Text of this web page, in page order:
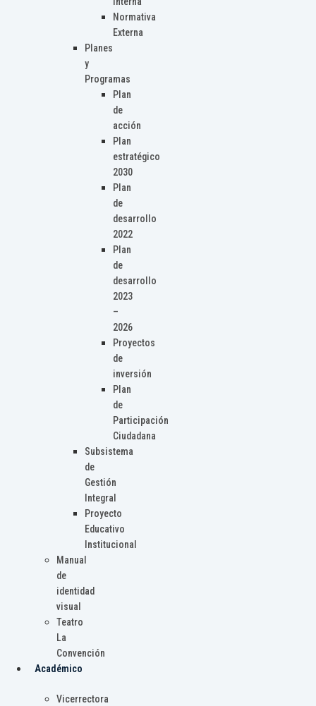
Normativa
Externa
Planes
y
Programas
Plan
de
acción
Plan
estratégico
2030
Plan
de
desarrollo
2022
Plan
de
desarrollo
2023
–
2026
Proyectos
de
inversión
Plan
de
Participación
Ciudadana
Subsistema
de
Gestión
Integral
Proyecto
Educativo
Institucional
Manual
de
identidad
visual
Teatro
La
Convención
Académico
Vicerrectora